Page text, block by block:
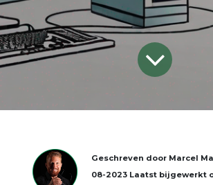
Geschreven door Marcel
08-2023 Laatst bijgewerkt